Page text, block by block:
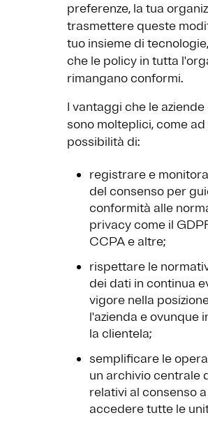
preferenze, la tua
trasmettere queste
tuo insieme di
che le policy in tutta
rimangano conformi.
I vantaggi che le
sono molteplici, come
possibilità di:
registrare e
del consenso per
conformità alle
privacy come il
CCPA e altre;
rispettare le
dei dati in continua
vigore nella
l'azienda e ovunque
la clientela;
semplificare le
un archivio centrale
relativi al consenso
accedere tutte le